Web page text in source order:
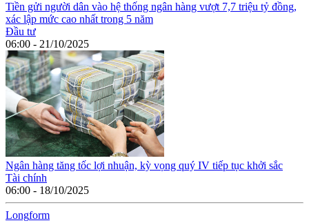
Tiền gửi người dân vào hệ thống ngân hàng vượt 7,7 triệu tỷ đồng,
xác lập mức cao nhất trong 5 năm
Đầu tư
06:00 - 21/10/2025
Ngân hàng tăng tốc lợi nhuận, kỳ vọng quý IV tiếp tục khởi sắc
Tài chính
06:00 - 18/10/2025
Longform